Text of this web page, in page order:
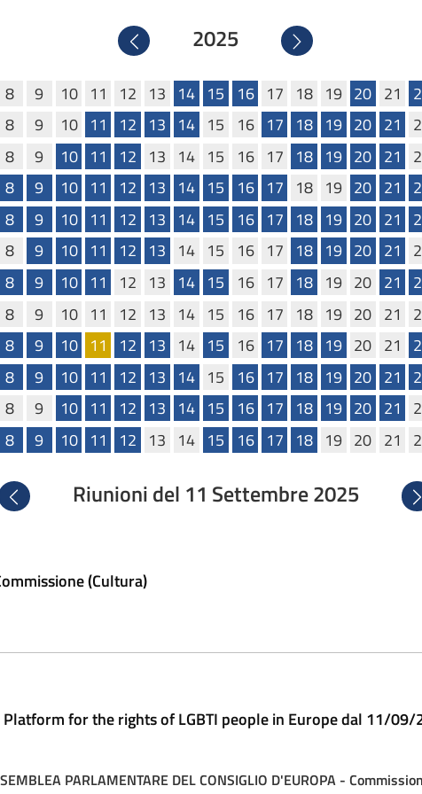
Precedente 2025 Successivo
8 9 10 11 12 13 14 15 16 17 18 19 20 21
8 9 10 11 12 13 14 15 16 17 18 19 20 21
8 9 10 11 12 13 14 15 16 17 18 19 20 21
8 9 10 11 12 13 14 15 16 17 18 19 20 21
8 9 10 11 12 13 14 15 16 17 18 19 20 21
8 9 10 11 12 13 14 15 16 17 18 19 20 21
8 9 10 11 12 13 14 15 16 17 18 19 20 21
8 9 10 11 12 13 14 15 16 17 18 19 20 21
8 9 10 11 12 13 14 15 16 17 18 19 20 21
8 9 10 11 12 13 14 15 16 17 18 19 20 21
8 9 10 11 12 13 14 15 16 17 18 19 20 21
8 9 10 11 12 13 14 15 16 17 18 19 20 21
Precedente Riunioni del 11 Settembre 2025
(Cultura)
for the rights of LGBTI people in Europe dal 11/
PARLAMENTARE DEL CONSIGLIO D'EUROPA -